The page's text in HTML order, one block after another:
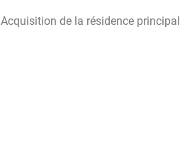
Acquisition de la résidence